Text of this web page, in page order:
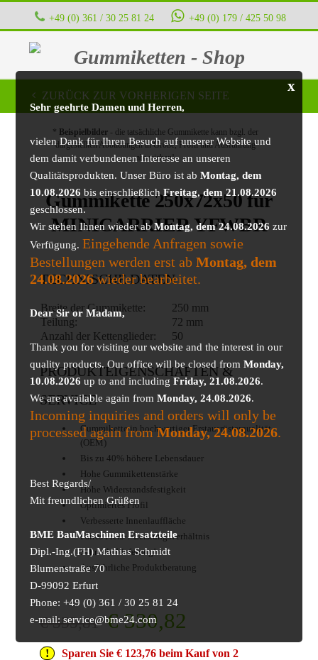
+49 (0) 361 / 30 25 81 24 +49 (0) 179 / 425 50 98
Gummiketten - Shop
x
Sehr geehrte Damen und Herren,
vielen Dank für Ihren Besuch auf unserer Website und
dem damit verbundenen Interesse an unseren
Qualitätsprodukten. Unser Büro ist abMontag, dem
10.08.2026 bis einschließlichFreitag, dem 21.08.2026
geschlossen.
Wir stehen Ihnen wieder abMontag, dem 24.08.2026 zur
Verfügung. Eingehende Anfragen sowie
Bestellungen werden erst abMontag, dem
24.08.2026wieder bearbeitet.
Dear Sir or Madam,
Thank you for visiting our website and the interest in our
quality products. Our office will be closed fromMonday,
10.08.2026 up to and includingFriday, 21.08.2026.
We are available again fromMonday, 24.08.2026.
Incoming inquiries and orders will only be
processed again fromMonday, 24.08.2026.
Best Regards/
Mit freundlichen Grüßen
BME BauMaschinen Ersatzteile
Dipl.-Ing.(FH) Mathias Schmidt
Blumenstraße 70
D-99092 Erfurt
Phone: +49 (0) 361 / 30 25 81 24
e-mail: service@bme24.com
ZURÜCK ZUR VORHERIGEN SEITE
* Beispielbilder - die tatsächliche Gummikette kann bzgl. der
dargestellten Abbildungen in Größe, Profil und Ausführung
abweichen!
Gummikette 250x72x50 für
MINICARRIER YFWBR
TECHNISCHE DATEN
Breite der Gummikette:
250 mm
Teilung:
72 mm
Anzahl der Kettenglieder:
50
PRODUKTEIGENSCHAFTEN &
SERVICE
Gummikette in hochwertiger Erstausrüsterqualität
(OEM)
Bis zu 40% höhere Lebensdauer
Hohe Gummikettenstärke
Hohe Widerstandsfestigkeit
Optimiertes Profil
Verbesserte Innenlauffläche
Faires Preis- / Leistungsverhältnis
Schnelle Lieferung!
Ausführliche Produktberatung
€355,81 €330,82
Sparen Sie € 123,76 beim Kauf von 2